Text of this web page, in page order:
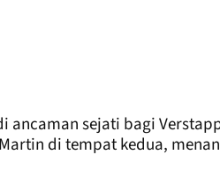
sejati bagi
di tempat kedua,